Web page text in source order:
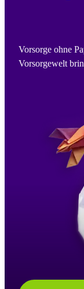
Vorsorge ohne
Vorsorgewelt